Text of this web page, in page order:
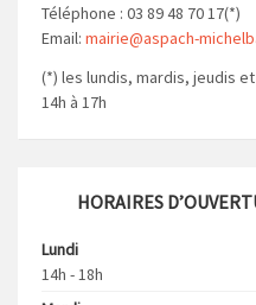
Téléphone : 03 89 48 70 17(*)
Email: mairie@aspach-
(*) les lundis, mardis, jeudis
14h à 17h
HORAIRES
Lundi
14h - 18h